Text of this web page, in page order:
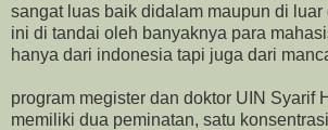
sangat luas baik didalam maupun di luar
ini di tandai oleh banyaknya para
hanya dari indonesia tapi juga dari
program megister dan doktor UIN Syarif
memiliki dua peminatan, satu